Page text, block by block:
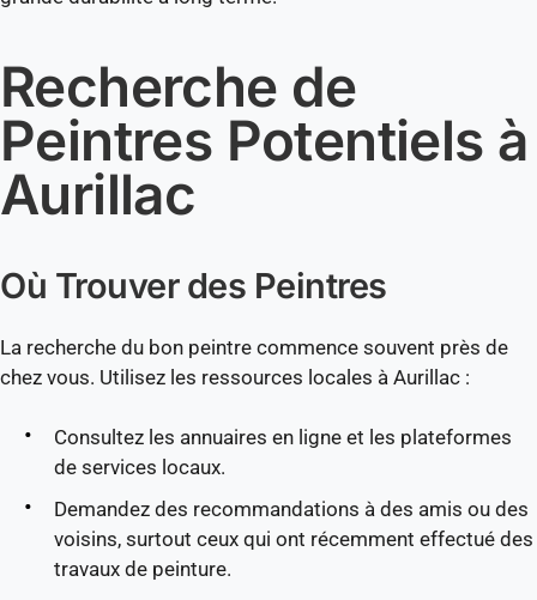
Recherche de
Peintres Potentiels à
Aurillac
Où Trouver des Peintres
La recherche du bon peintre commence souvent près de
chez vous. Utilisez les ressources locales à Aurillac :
Consultez les annuaires en ligne et les plateformes
de services locaux.
Demandez des recommandations à des amis ou des
voisins, surtout ceux qui ont récemment effectué des
travaux de peinture.